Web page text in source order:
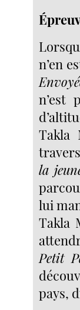
n’en
n’est
Takla
la
lui
Takla
Petit
pays,